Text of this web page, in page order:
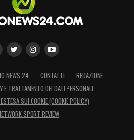
NEWS 24 CONTATTI
REDAZIONE
E TRATTAMENTO DEI DATI PERSONALI
SUI COOKIE (COOKIE POLICY)
SPORT REVIEW